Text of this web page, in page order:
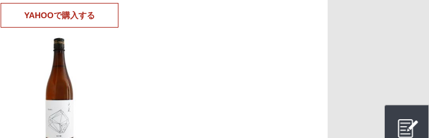
YAHOOで購入する